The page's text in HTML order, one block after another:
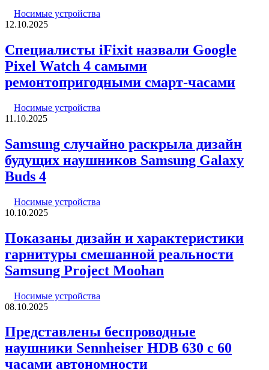
Носимые устройства
12.10.2025
Специалисты iFixit назвали Google
Pixel Watch 4 самыми
ремонтопригодными смарт-часами
Носимые устройства
11.10.2025
Samsung случайно раскрыла дизайн
будущих наушников Samsung Galaxy
Buds 4
Носимые устройства
10.10.2025
Показаны дизайн и характеристики
гарнитуры смешанной реальности
Samsung Project Moohan
Носимые устройства
08.10.2025
Представлены беспроводные
наушники Sennheiser HDB 630 с 60
часами автономности